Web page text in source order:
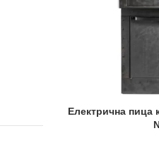
Електрична пица